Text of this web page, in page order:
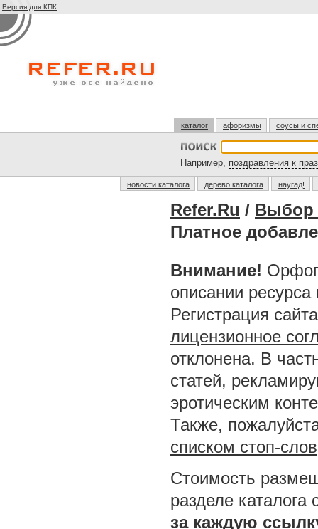
Версия для КПК
каталог афоризмы соусы и
Например, поздравления к
новости каталога дерево каталога наугад!
Refer.Ru / Выбор
Платное
Внимание!
описании
Регистрация
лицензионное
отклонена. В
статей,
эротическим
Также,
списком стоп-слов
Стоимость
разделе каталога
за каждую